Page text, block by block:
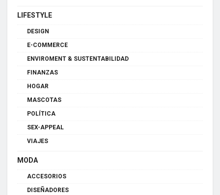
LIFESTYLE
DESIGN
E-COMMERCE
ENVIROMENT & SUSTENTABILIDAD
FINANZAS
HOGAR
MASCOTAS
POLÍTICA
SEX-APPEAL
VIAJES
MODA
ACCESORIOS
DISEÑADORES